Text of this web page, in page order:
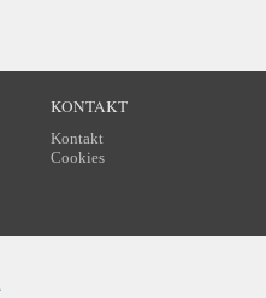
KONTAKT
Kontakt
Cookies